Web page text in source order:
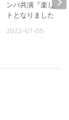
ンバ共演『楽しい
トとなりました』
2022-07-05